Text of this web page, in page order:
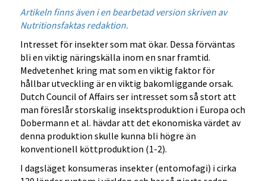
Artikeln finns även i en bearbetad version skriven av
Nutritionsfaktas redaktion.
Intresset för insekter som mat ökar. Dessa förväntas
bli en viktig näringskälla inom en snar framtid.
Medvetenhet kring mat som en viktig faktor för
hållbar utveckling är en viktig bakomliggande orsak.
Dutch Council of Affairs ser intresset som så stort att
man föreslår storskalig insektsproduktion i Europa och
Dobermann et al. hävdar att det ekonomiska värdet av
denna produktion skulle kunna bli högre än
konventionell köttproduktion (1-2).
I dagsläget konsumeras insekter (entomofagi) i cirka